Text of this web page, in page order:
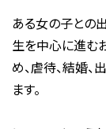
ある女の子との
生を中心に進む
め、虐待、結婚
ます。